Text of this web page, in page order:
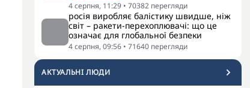
4 серпня, 11:29 • 70382 перегляди
росія виробляє балістику швидше, ніж
світ – ракети-перехоплювачі: що це
означає для глобальної безпеки
4 серпня, 09:56 • 71640 перегляди
АКТУАЛЬНI ЛЮДИ